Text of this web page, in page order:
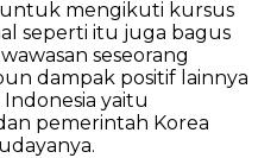
mengikuti kursus
seperti itu juga bagus
seseorang
dampak positif lainnya
yaitu
pemerintah Korea